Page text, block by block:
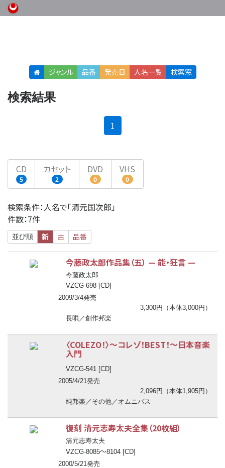
ジャンル 品番 発売日 人名一覧 検索窓
検索結果
1
CD
5
カセット
2
DVD
0
VHS
0
検索条件：人名で「清元国次郎」
件数：7件
並び順 新 古 品番
今藤政太郎作品集（五） — 能・狂言 —
今藤政太郎
VZCG-698 [CD]
2009/3/4発売
3,300円（本体3,000円）
長唄／創作邦楽
〈COLEZO！〉〜コレゾ！BEST！〜日本音楽
入門
VZCG-541 [CD]
2005/4/21発売
2,096円（本体1,905円）
純邦楽／その他／オムニバス
復刻 清元志寿太夫全集（20枚組）
清元志寿太夫
VZCG-8085〜8104 [CD]
2000/5/21発売